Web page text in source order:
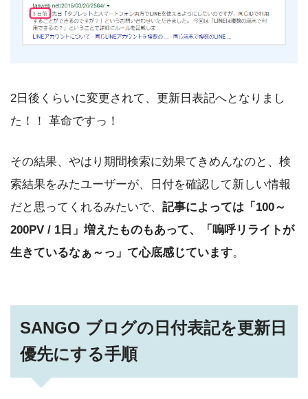
2日後くらいに変更されて、更新日表記へとなりまし
た！！ 革命ですっ！
その結果、やはり期間検索に効果てきめんなのと、検
索結果をみたユーザーが、日付を確認して新しい情報
だと思ってくれるみたいで、 記事によっては「100～
200PV / 1日」増えたものもあって、「嗚呼リライトが
生きているなぁ～っ」て心底感じています。
SANGO ブログの日付表記を更新日
優先にする手順